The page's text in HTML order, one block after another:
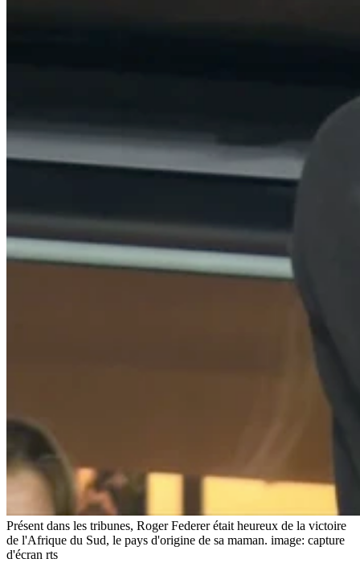
Présent dans les tribunes, Roger Federer était heureux de la victoire
de l'Afrique du Sud, le pays d'origine de sa maman. image: capture
d'écran rts